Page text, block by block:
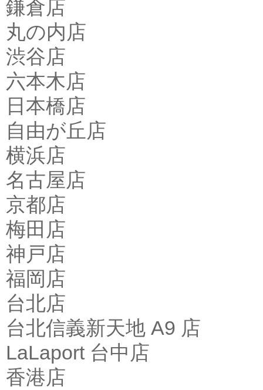
鎌倉店
丸の内店
渋谷店
六本木店
日本橋店
自由が丘店
横浜店
名古屋店
京都店
梅田店
神戸店
福岡店
台北店
台北信義新天地 A9 店
LaLaport 台中店
香港店